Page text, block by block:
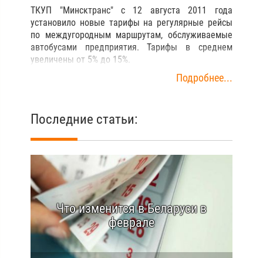
ТКУП "Минсктранс" с 12 августа 2011 года
установило новые тарифы на регулярные рейсы
по междугородным маршрутам, обслуживаемые
автобусами предприятия. Тарифы в среднем
увеличены от 5% до 15%.
Подробнее...
Последние статьи:
Что изменится в Беларуси в
феврале